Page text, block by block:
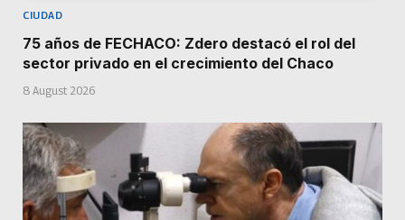
CIUDAD
75 años de FECHACO: Zdero destacó el rol del
sector privado en el crecimiento del Chaco
8 August 2026